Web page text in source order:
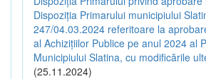
Dispoziția Primarului municipiului
247/04.03.2024 referitoare la
al Achizițiilor Publice pe anul 2024 al
Municipiului Slatina, cu modificările
(25.11.2024)